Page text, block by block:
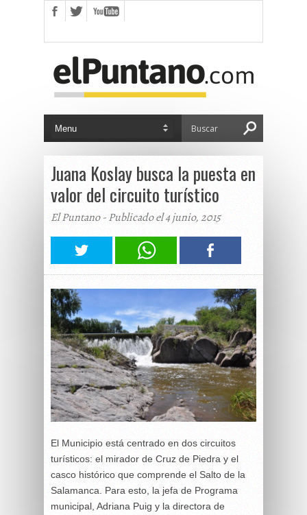
Juana Koslay busca la puesta en
valor del circuito turístico
El Puntano - Publicado el 4 junio, 2015
El Municipio está centrado en dos circuitos
turísticos: el mirador de Cruz de Piedra y el
casco histórico que comprende el Salto de la
Salamanca. Para esto, la jefa de Programa
municipal, Adriana Puig y la directora de